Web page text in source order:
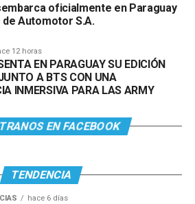
oficialmente en Paraguay
de Automotor S.A.
12 horas
EN PARAGUAY SU EDICIÓN
A BTS CON UNA
INMERSIVA PARA LAS ARMY
EN FACEBOOK
TENDENCIA
hace 6 días